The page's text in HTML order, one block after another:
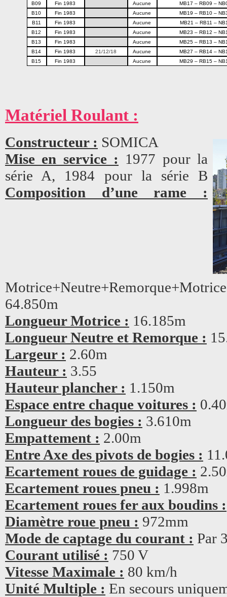
B09 Fin 1983 Aucune
MB17 – RB09 –
B10
Fin 1983 Aucune
MB19 – RB10 –
B11
Fin 1983 Aucune
MB21 – RB11 –
B12
Fin 1983 Aucune
MB23 – RB12 –
B13
Fin 1983 Aucune
MB25 – RB13 –
B14
Fin 1983 21/12/18 Aucune
MB27 – RB14 –
B15
Fin 1983 Aucune MB29 – RB15 –
Matériel Roulant :
Constructeur : SOMICA
Mise en service : 1977 pour la
série A, 1984 pour la série B
Composition d’une rame :
64.850m
Longueur Motrice : 16.185m
Longueur Neutre et Remorque :
Largeur : 2.60m
Hauteur : 3.55
Hauteur plancher : 1.150m
Espace entre chaque voitures :
Longueur des bogies : 3.610m
Empattement : 2.00m
Entre Axe des pivots de bogies :
Ecartement roues de guidage :
Ecartement roues pneu : 1.998m
Ecartement roues fer aux boudins :
Diamètre roue pneu : 972mm
Mode de captage du courant : Par
Courant utilisé : 750 V
Vitesse Maximale : 80 km/h
Unité Multiple : En secours